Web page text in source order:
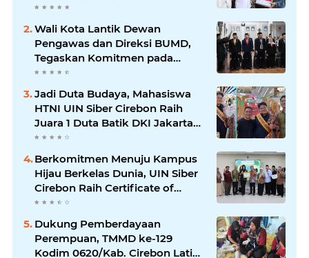
Layak Anak
Wali Kota Lantik Dewan
Pengawas dan Direksi BUMD,
Tegaskan Komitmen pada
Kinerja dan Integritas
Jadi Duta Budaya, Mahasiswa
HTNI UIN Siber Cirebon Raih
Juara 1 Duta Batik DKI Jakarta
2026
Berkomitmen Menuju Kampus
Hijau Berkelas Dunia, UIN Siber
Cirebon Raih Certificate of
Compliance UI GreenMetric
Dukung Pemberdayaan
Perempuan, TMMD ke-129
Kodim 0620/Kab. Cirebon Latih